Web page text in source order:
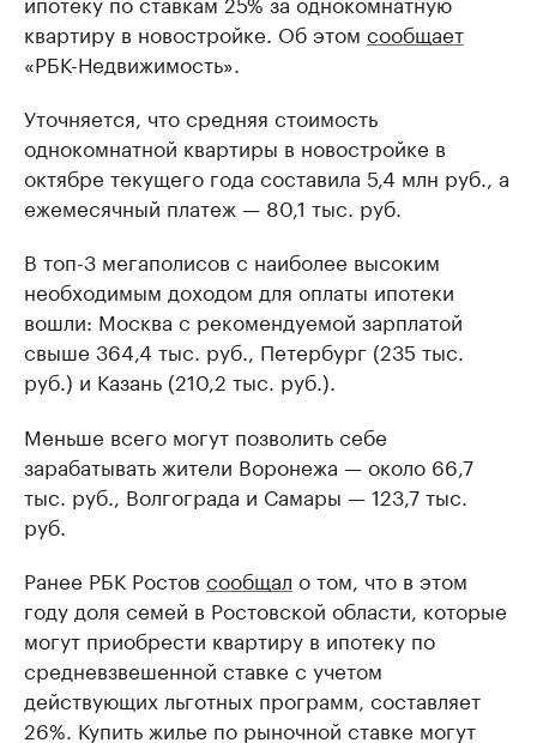
квартиру в новостройке. Об этом сообщает
«РБК-Недвижимость».
Уточняется, что средняя стоимость
однокомнатной квартиры в новостройке в
октябре текущего года составила 5,4 млн руб., а
ежемесячный платеж — 80,1 тыс. руб.
В топ-3 мегаполисов с наиболее высоким
необходимым доходом для оплаты ипотеки
вошли: Москва с рекомендуемой зарплатой
свыше 364,4 тыс. руб., Петербург (235 тыс.
руб.) и Казань (210,2 тыс. руб.).
Меньше всего могут позволить себе
зарабатывать жители Воронежа — около 66,7
тыс. руб., Волгограда и Самары — 123,7 тыс.
руб.
Ранее РБК Ростов сообщал о том, что в этом
году доля семей в Ростовской области, которые
могут приобрести квартиру в ипотеку по
средневзвешенной ставке с учетом
действующих льготных программ, составляет
26%. Купить жилье по рыночной ставке могут